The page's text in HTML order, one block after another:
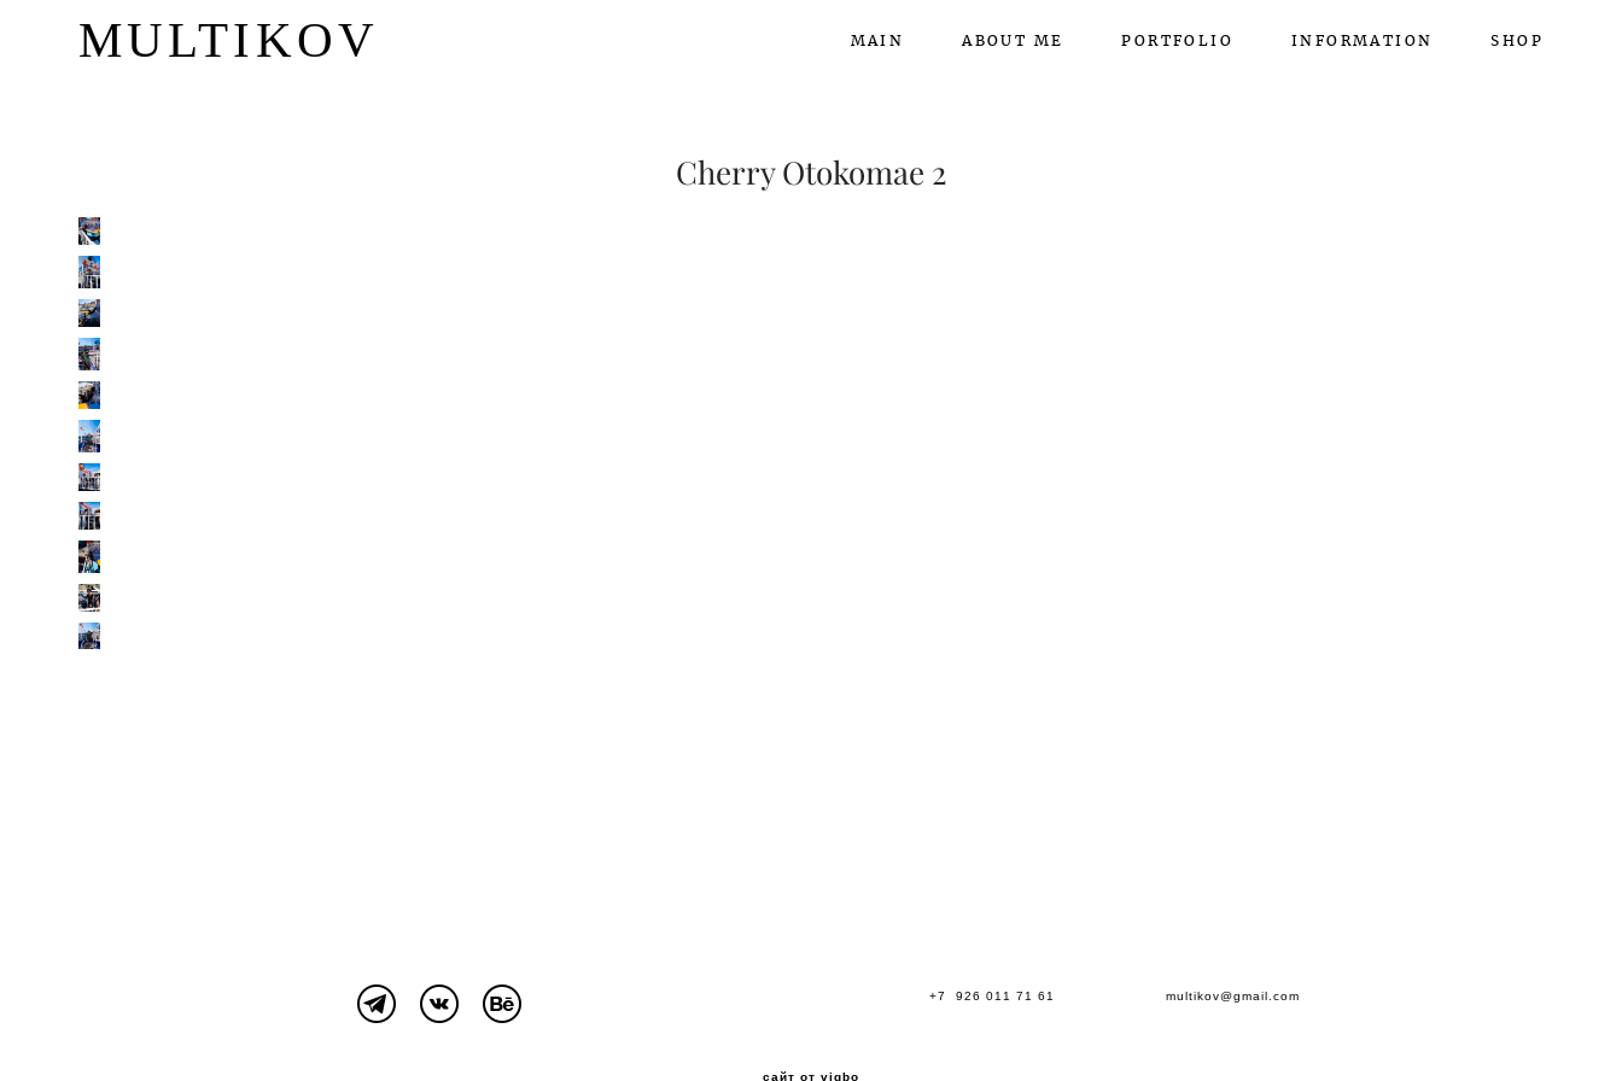
MULTIKOV MAIN ABOUT ME PORTFOLIO INFORMATION SHOP
Cherry Otokomae 2
+7 926 011 71 61 multikov@gmail.com
сайт от vigbo